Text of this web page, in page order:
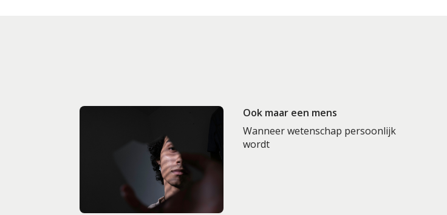
Ook maar een mens
Wanneer wetenschap persoonlijk
wordt